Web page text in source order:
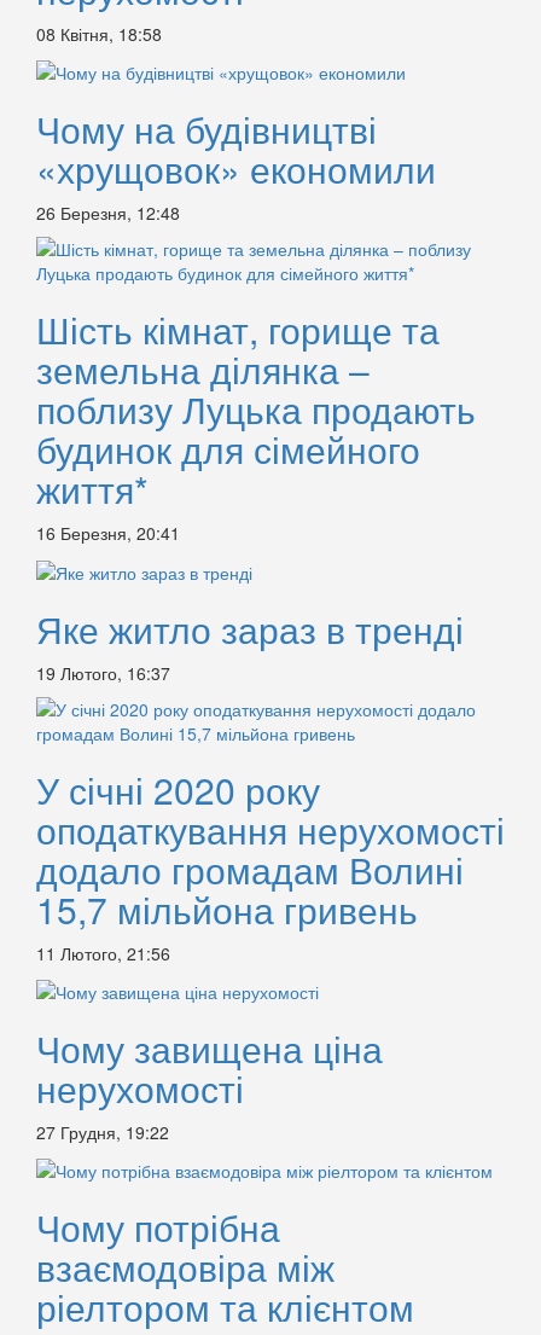
08 Квітня, 18:58
Чому на будівництві
«хрущовок» економили
26 Березня, 12:48
Шість кімнат, горище та
земельна ділянка –
поблизу Луцька продають
будинок для сімейного
життя*
16 Березня, 20:41
Яке житло зараз в тренді
19 Лютого, 16:37
У січні 2020 року
оподаткування нерухомості
додало громадам Волині
15,7 мільйона гривень
11 Лютого, 21:56
Чому завищена ціна
нерухомості
27 Грудня, 19:22
Чому потрібна
взаємодовіра між
ріелтором та клієнтом